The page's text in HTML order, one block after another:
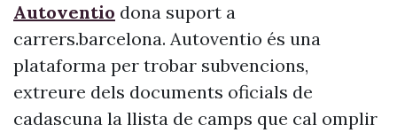
Autoventio dona suport a
carrers.barcelona. Autoventio és una
plataforma per trobar subvencions,
extreure dels documents oficials de
cadascuna la llista de camps que cal omplir